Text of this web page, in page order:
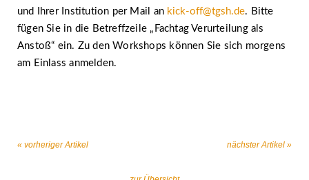
und Ihrer Institution per Mail an kick-off@tgsh.de. Bitte
fügen Sie in die Betreffzeile „Fachtag Verurteilung als
Anstoß“ ein. Zu den Workshops können Sie sich morgens
am Einlass anmelden.
« vorheriger Artikel nächster Artikel »